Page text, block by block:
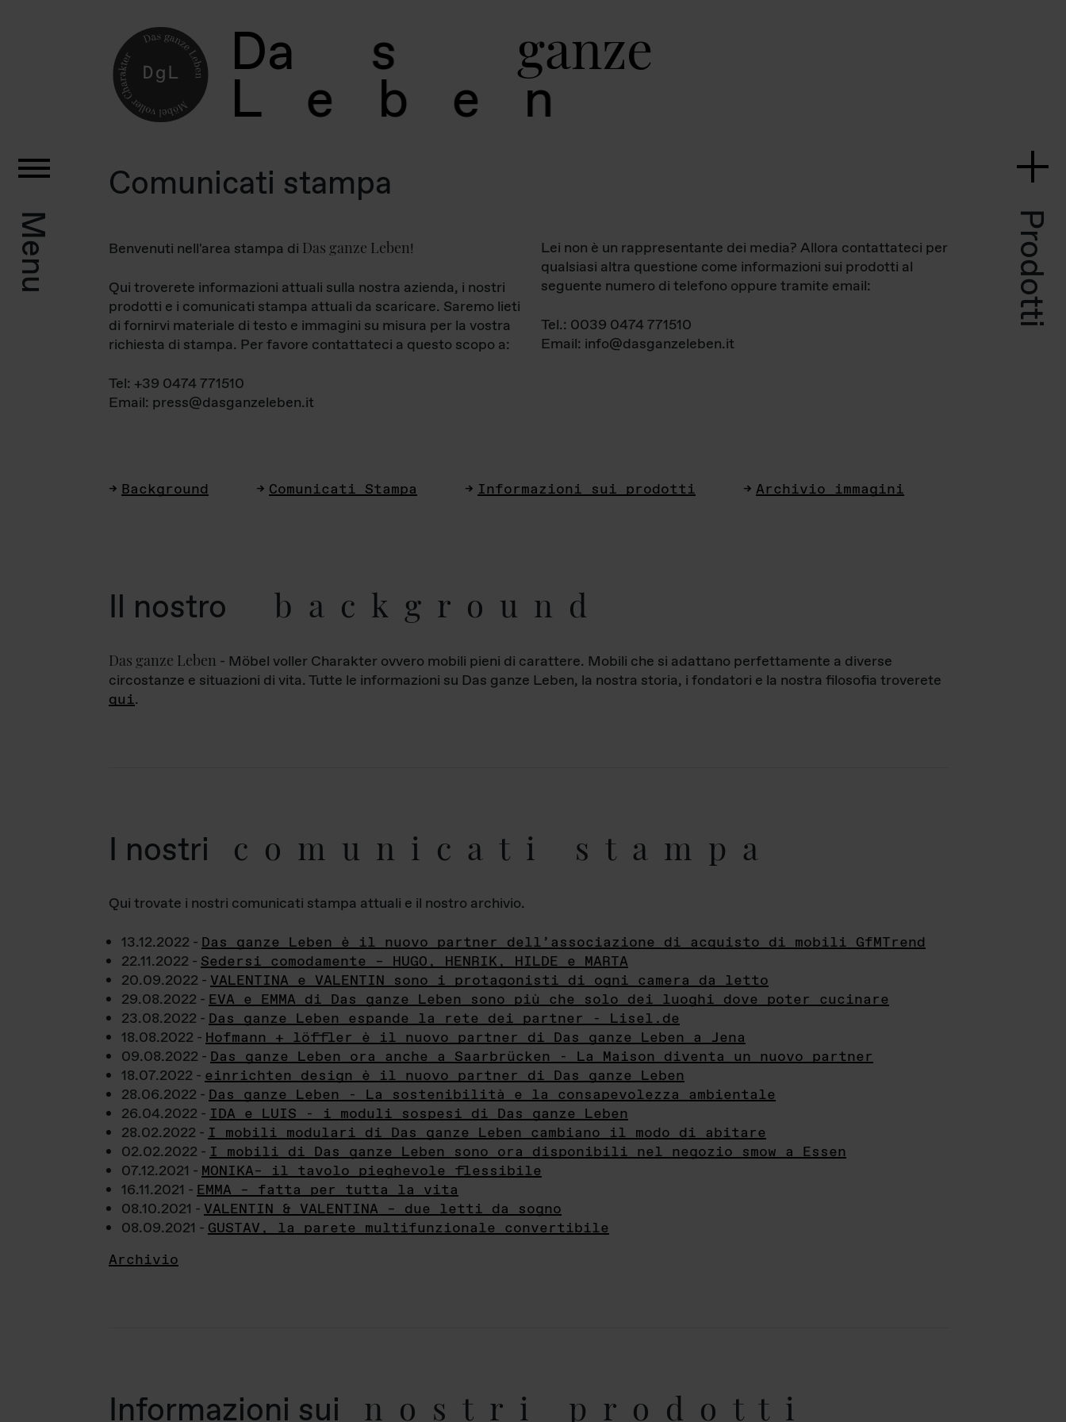
Da s ganz
L e b e
Menu Prodotti
Comunicati stampa
Benvenuti nell'area stampa di Das ganze Leben!
Qui troverete informazioni attuali sulla nostra azienda, i nostri
prodotti e i comunicati stampa attuali da scaricare. Saremo lieti
di fornirvi materiale di testo e immagini su misura per la vostra
richiesta di stampa. Per favore contattateci a questo scopo a:
Tel: +39 0474 771510
Email: press@dasganzeleben.it
Lei non è un rappresentante dei media? Allora contattateci per
qualsiasi altra questione come informazioni sui prodotti al
seguente numero di telefono oppure tramite email:
Tel.: 0039 0474 771510
Email: info@dasganzeleben.it
Background Comunicati Stampa Informazioni sui prodotti Archivio immagini
Il nostro background
Das ganze Leben - Möbel voller Charakter ovvero mobili pieni di carattere. Mobili che si adattano perfettamente a diverse
circostanze e situazioni di vita. Tutte le informazioni su Das ganze Leben, la nostra storia, i fondatori e la nostra filosofia troverete
qui.
I nostri comunicati stampa
Qui trovate i nostri comunicati stampa attuali e il nostro archivio.
13.12.2022 - Das ganze Leben è il nuovo partner dell’associazione di acquisto di mobili GfMTrend
22.11.2022 - Sedersi comodamente – HUGO, HENRIK, HILDE e MARTA
20.09.2022 - VALENTINA e VALENTIN sono i protagonisti di ogni camera da letto
29.08.2022 - EVA e EMMA di Das ganze Leben sono più che solo dei luoghi dove poter cucinare
23.08.2022 - Das ganze Leben espande la rete dei partner - Lisel.de
18.08.2022 - Hofmann + löffler è il nuovo partner di Das ganze Leben a Jena
09.08.2022 - Das ganze Leben ora anche a Saarbrücken - La Maison diventa un nuovo partner
18.07.2022 - einrichten design è il nuovo partner di Das ganze Leben
28.06.2022 - Das ganze Leben - La sostenibilità e la consapevolezza ambientale
26.04.2022 - IDA e LUIS - i moduli sospesi di Das ganze Leben
28.02.2022 - I mobili modulari di Das ganze Leben cambiano il modo di abitare
02.02.2022 - I mobili di Das ganze Leben sono ora disponibili nel negozio smow a Essen
07.12.2021 - MONIKA– il tavolo pieghevole flessibile
16.11.2021 - EMMA – fatta per tutta la vita
08.10.2021 - VALENTIN & VALENTINA – due letti da sogno
08.09.2021 - GUSTAV, la parete multifunzionale convertibile
Archivio
Informazioni sui nostri prodotti